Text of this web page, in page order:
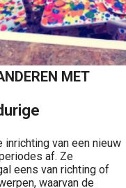
MET
van een nieuw
af. Ze
eens van richting of
waarvan de